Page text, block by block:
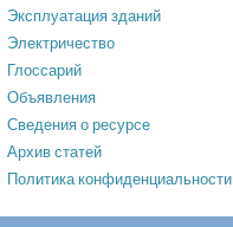
Эксплуатация зданий
Электричество
Глоссарий
Объявления
Сведения о ресурсе
Архив статей
Политика конфиденциальности